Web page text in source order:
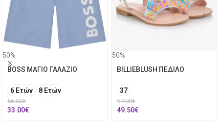
50%
BOSS ΜΑΓΙΟ ΓΑΛΑΖΙΟ
6 Ετών 8 Ετών
66.00€
33.00€
50%
BILLIEBLUSH ΠΕΔΙΛΟ
37
99.00€
49.50€